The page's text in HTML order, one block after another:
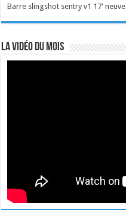
Barre slingshot sentry v1 17' neuve
La vidéo du mois